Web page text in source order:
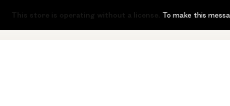
This store is operating without a license.To make this message
51